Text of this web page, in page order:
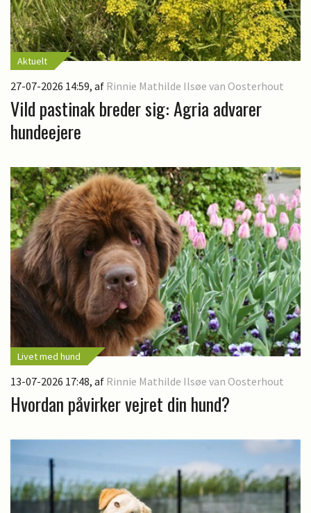
Aktuelt
27-07-2026 14:59, af Rinnie Mathilde Ilsøe van Oosterhout
Vild pastinak breder sig: Agria advarer
hundeejere
Livet med hund
13-07-2026 17:48, af Rinnie Mathilde Ilsøe van Oosterhout
Hvordan påvirker vejret din hund?